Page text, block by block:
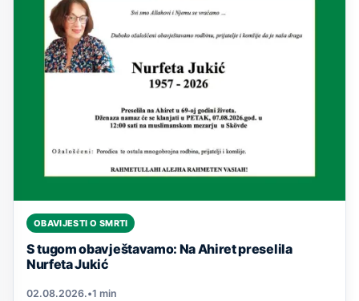
OBAVIJESTI O SMRTI
S tugom obavještavamo: Na Ahiret preselila
Nurfeta Jukić
02.08.2026.•1 min